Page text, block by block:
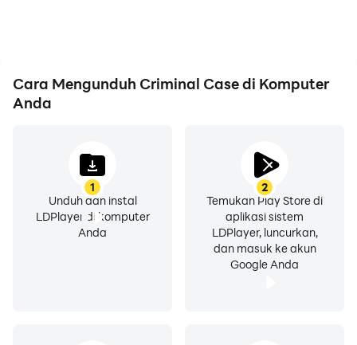
Cara Mengunduh Criminal Case di Komputer
Anda
1
Unduh dan instal
LDPlayer di komputer
Anda
2
Temukan Play Store di
aplikasi sistem
LDPlayer, luncurkan,
dan masuk ke akun
Google Anda